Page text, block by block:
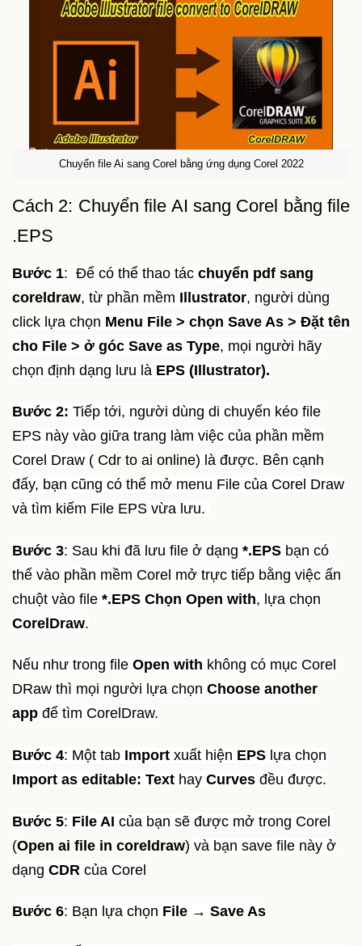
Chuyển file Ai sang Corel bằng ứng dụng Corel 2022
Cách 2: Chuyển file AI sang Corel bằng file
.EPS
Bước 1: Để có thể thao tác chuyển pdf sang
coreldraw, từ phần mềm Illustrator, người dùng
click lựa chọn Menu File > chọn Save As > Đặt tên
cho File > ở góc Save as Type, mọi người hãy
chọn định dạng lưu là EPS (Illustrator).
Bước 2: Tiếp tới, người dùng di chuyển kéo file
EPS này vào giữa trang làm việc của phần mềm
Corel Draw ( Cdr to ai online) là được. Bên cạnh
đấy, bạn cũng có thể mở menu File của Corel Draw
và tìm kiếm File EPS vừa lưu.
Bước 3: Sau khi đã lưu file ở dạng *.EPS bạn có
thể vào phần mềm Corel mở trực tiếp bằng việc ấn
chuột vào file *.EPS Chọn Open with, lựa chọn
CorelDraw.
Nếu như trong file Open with không có mục Corel
DRaw thì mọi người lựa chọn Choose another
app để tìm CorelDraw.
Bước 4: Một tab Import xuất hiện EPS lựa chọn
Import as editable: Text hay Curves đều được.
Bước 5: File AI của bạn sẽ được mở trong Corel
(Open ai file in coreldraw) và bạn save file này ở
dạng CDR của Corel
Bước 6: Bạn lựa chọn File → Save As